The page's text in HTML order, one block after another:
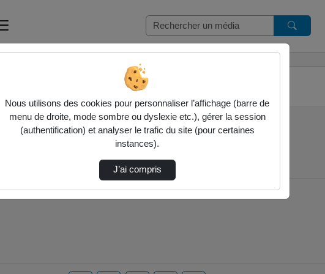
Nous utilisons des cookies pour personnaliser l’affichage (barre de
menu de droite, mode sombre ou dyslexie etc.), gérer la session
(authentification) et analyser le trafic du site (pour certaines
instances).
J’ai compris